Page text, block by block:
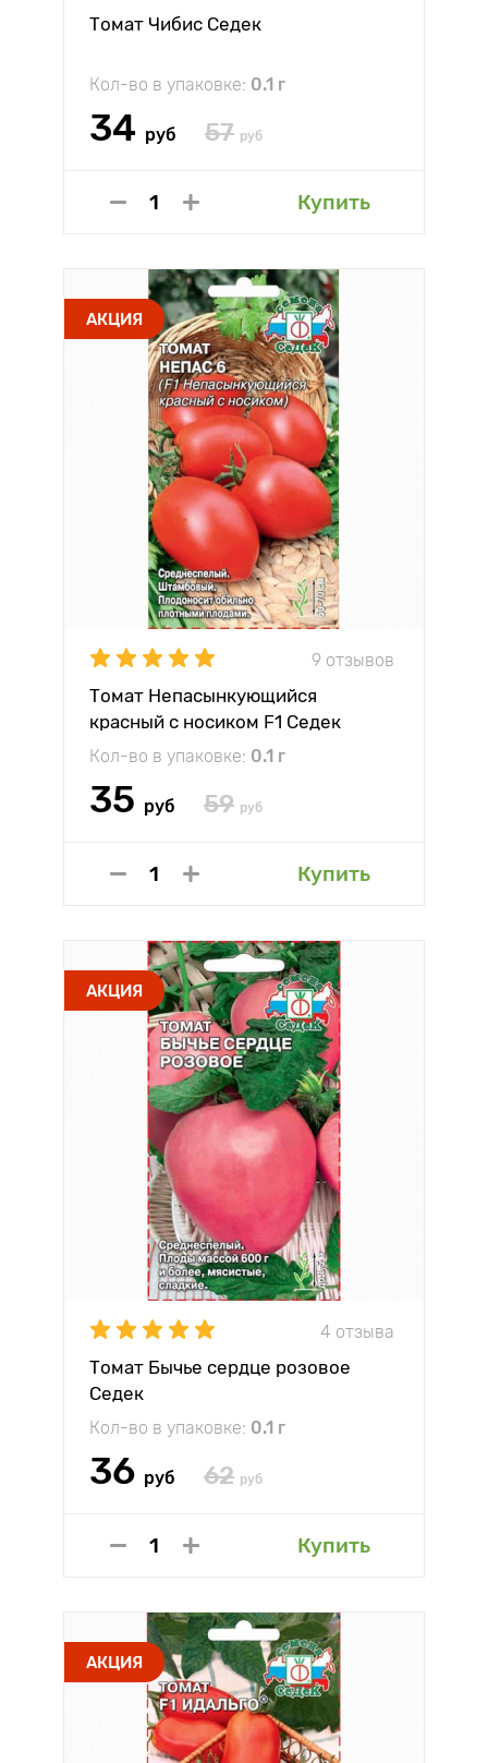
Томат Чибис Седек
Кол-во в упаковке: 0.1 г
34 руб 57 руб
Купить
АКЦИЯ
9 отзывов
Томат Непасынкующийся
красный с носиком F1 Седек
Кол-во в упаковке: 0.1 г
35 руб 59 руб
Купить
АКЦИЯ
4 отзыва
Томат Бычье сердце розовое
Седек
Кол-во в упаковке: 0.1 г
36 руб 62 руб
Купить
АКЦИЯ